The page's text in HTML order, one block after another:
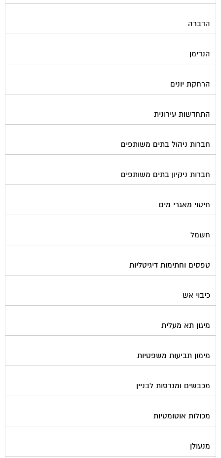
הדברה
הנדימן
הרחקת יונים
התחדשות עירונית
חברות ניהול בתים משותפים
חברות ניקיון בתים משותפים
חיטוי מאגרי מים
חשמל
טפסים וחתימות דיגיטליות
כיבוי אש
מיגון תא מעלית
מימון תביעות משפטיות
מכבשים ומגרסות לבניין
מכולות אוטומטיות
מנעולן